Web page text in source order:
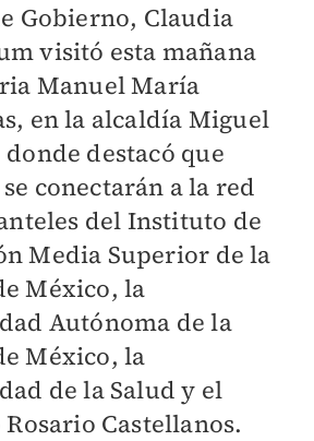
Gobierno, Claudia
visitó esta mañana
Manuel María
en la alcaldía Miguel
destacó que
conectarán a la red
del Instituto de
Media Superior de la
México, la
Autónoma de la
México, la
de la Salud y el
Castellanos.